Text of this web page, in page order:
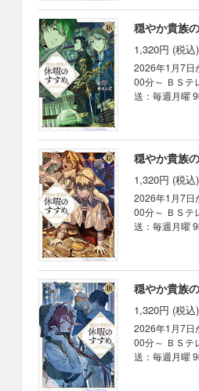
しく依頼をこ
ちが過去に巻
めて旅立った
会に、陛下と
リーズ第15弾
穏やか貴族
1,320円 (税込)
2026年1月7日
00分～ ＢＳテレ東 １月8日から毎週木曜 深夜24時30分～ AT-X 1月8日から毎週木曜 21時30分～ （リピート放
送：毎週月曜 9
ズ7巻（7月15日発売）と同月刊行！ 【あら
んだりと満喫
き込まれたり
因縁の相手と
16弾！
穏やか貴族
1,320円 (税込)
2026年1月7日
00分～ ＢＳテレ東 １月8日から毎週木曜 深夜24時30分～ AT-X 1月8日から毎週木曜 21時30分～ （リピート放
送：毎週月曜 9
を気の向くま
人物とコンタ
るという迷宮“
リゼルたちを
険ファンタジ
穏やか貴族
1,320円 (税込)
2026年1月7日
00分～ ＢＳテレ東 １月8日から毎週木曜 深夜24時30分～ AT-X 1月8日から毎週木曜 21時30分～ （リピート放
送：毎週月曜 9